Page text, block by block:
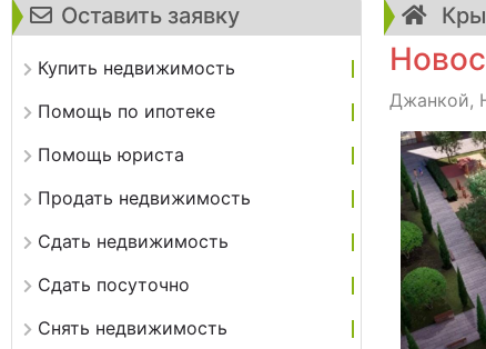
Оставить заявку
Купить недвижимость
Помощь по ипотеке
Помощь юриста
Продать недвижимость
Сдать недвижимость
Сдать посуточно
Снять недвижимость
Джанкой,